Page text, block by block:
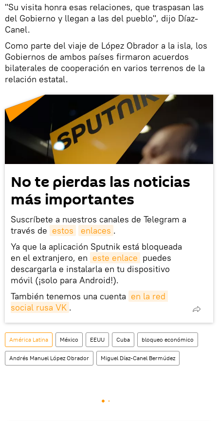
"Su visita honra esas relaciones, que traspasan las
del Gobierno y llegan a las del pueblo", dijo Díaz-
Canel.
Como parte del viaje de López Obrador a la isla, los
Gobiernos de ambos países firmaron acuerdos
bilaterales de cooperación en varios terrenos de la
relación estatal.
No te pierdas las noticias
más importantes
Suscríbete a nuestros canales de Telegram a
través de estos enlaces .
Ya que la aplicación Sputnik está bloqueada
en el extranjero, en este enlace puedes
descargarla e instalarla en tu dispositivo
móvil (¡solo para Android!).
También tenemos una cuenta en la red
social rusa VK .
América Latina México EEUU Cuba bloqueo económico
Andrés Manuel López Obrador Miguel Díaz-Canel Bermúdez